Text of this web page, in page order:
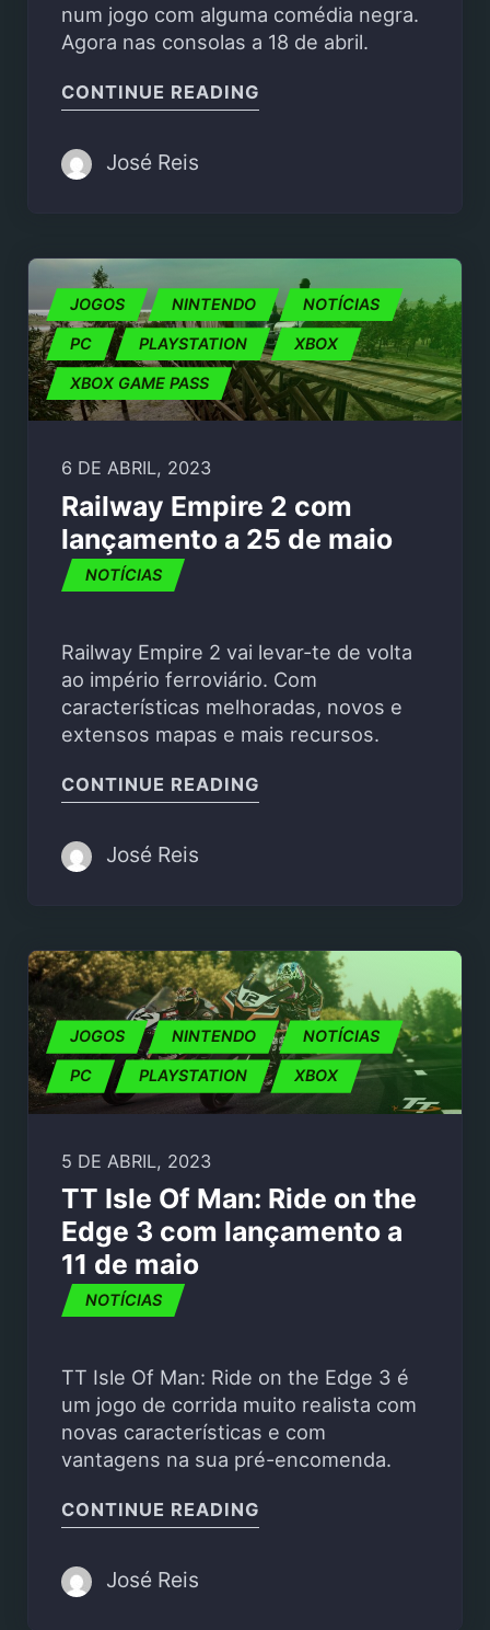
num jogo com alguma comédia negra.
Agora nas consolas a 18 de abril.
CONTINUE READING
José Reis
JOGOS NINTENDO NOTÍCIAS
PC PLAYSTATION XBOX
XBOX GAME PASS
6 DE ABRIL, 2023
Railway Empire 2 com
lançamento a 25 de maio
NOTÍCIAS
Railway Empire 2 vai levar-te de volta
ao império ferroviário. Com
características melhoradas, novos e
extensos mapas e mais recursos.
CONTINUE READING
José Reis
JOGOS NINTENDO NOTÍCIAS
PC PLAYSTATION XBOX
5 DE ABRIL, 2023
TT Isle Of Man: Ride on the
Edge 3 com lançamento a
11 de maio
NOTÍCIAS
TT Isle Of Man: Ride on the Edge 3 é
um jogo de corrida muito realista com
novas características e com
vantagens na sua pré-encomenda.
CONTINUE READING
José Reis